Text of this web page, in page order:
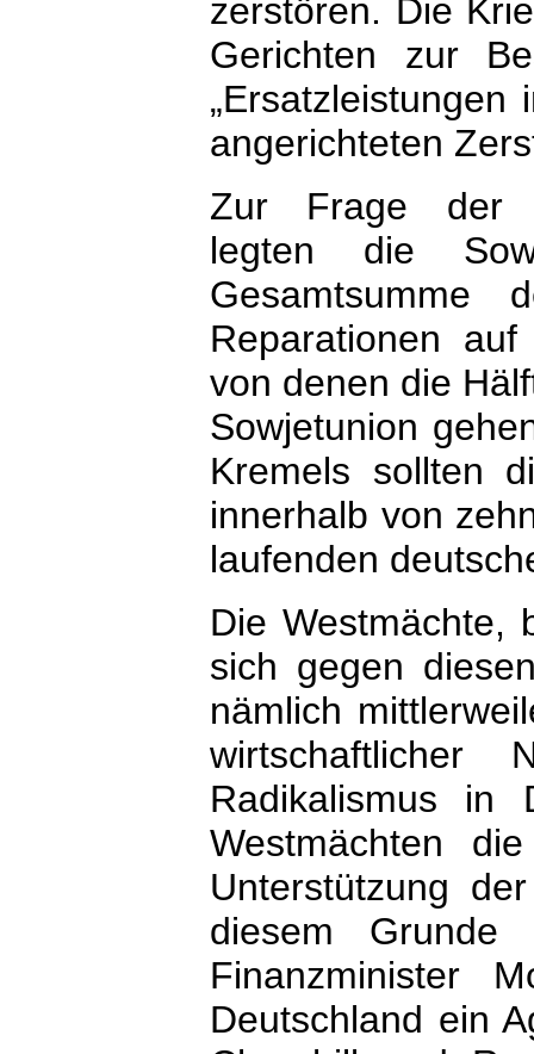
zerstören. Die
Gerichten zur
angerichteten
Zur Frage der
legten die
Gesamtsumme
Reparationen
von denen die
Sowjetunion
Kremels sollten
innerhalb von
laufenden
Die Westmächte,
sich gegen
nämlich
wirtschaftlicher
Radikalismus in
Westmächten
Unterstützung
diesem
Finanzminister
Deutschland ein